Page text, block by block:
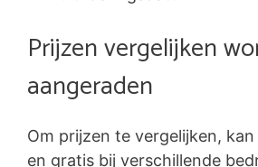
Prijzen vergelijken
aangeraden
Om prijzen te vergelijken,
en gratis bij verschillende